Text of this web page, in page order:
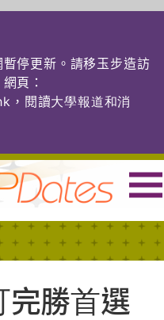
暫停更新。請移玉步造訪
頁：
閱讀大學報道和消
學術探奇
AI：人算不如
機算？
完勝首選